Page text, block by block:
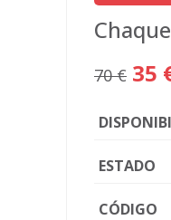
70 € 35
ESTADO
CÓDIGO